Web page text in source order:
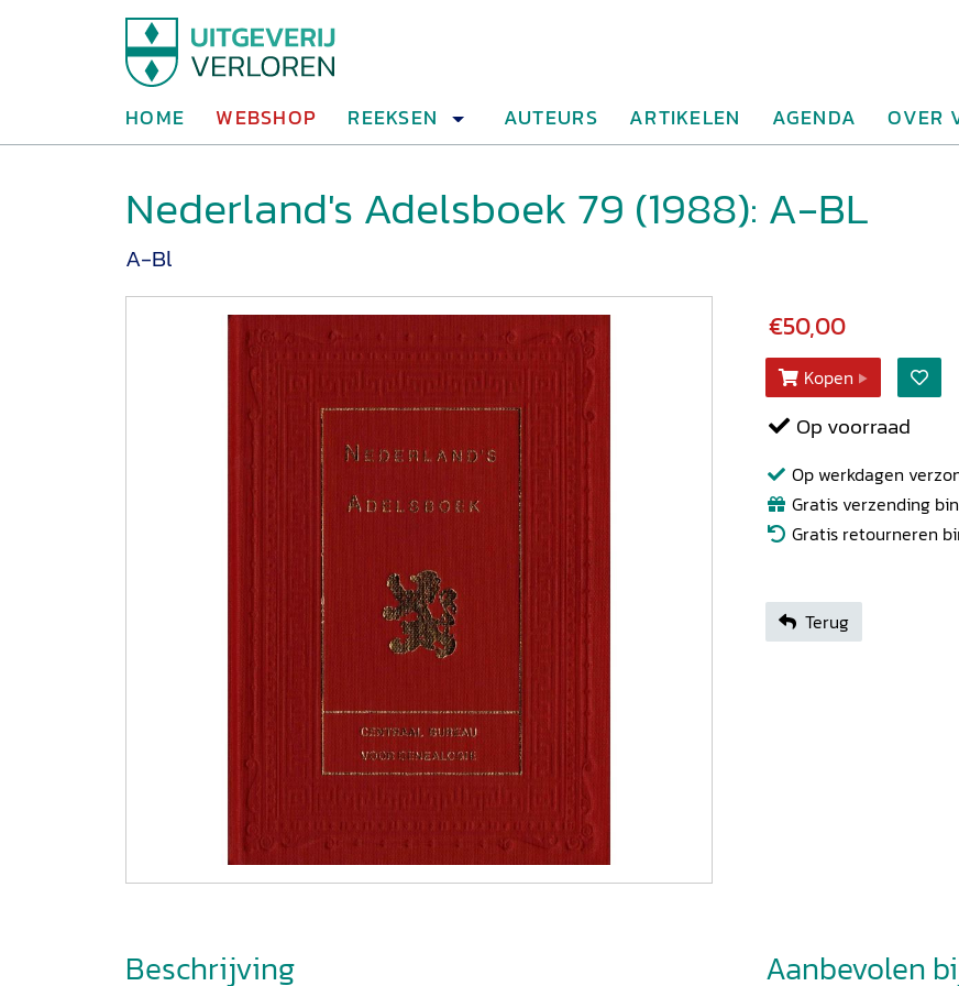
HOME WEBSHOP REEKSEN AUTEURS ARTIKELEN AGENDA OVER
Nederland's Adelsboek 79 (1988): A-BL
A-Bl
€50,00
Kopen
Op voorraad
Op werkdagen
Gratis verzending
Gratis retourneren
Terug
Beschrijving Aanbevolen